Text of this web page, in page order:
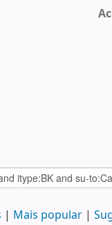
Mais popular